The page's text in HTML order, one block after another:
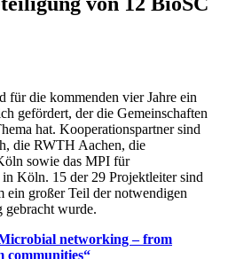
die kommenden vier Jahre ein
gefördert, der die Gemeinschaften
hat. Kooperationspartner sind
die RWTH Aachen, die
sowie das MPI für
Köln. 15 der 29 Projektleiter sind
großer Teil der notwendigen
gebracht wurde.
networking – from
communities“